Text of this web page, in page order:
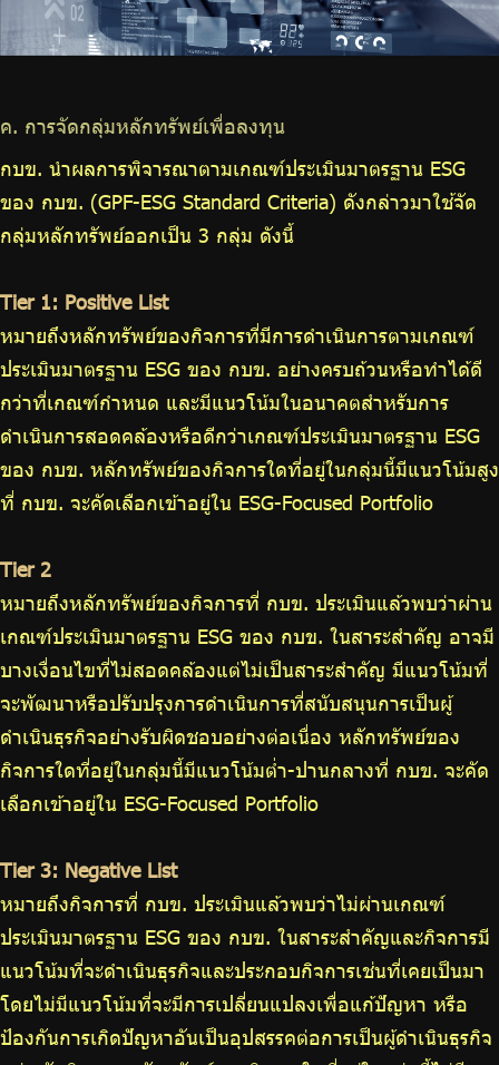
ค. การจัดกลุ่มหลักทรัพย์เพื่อลงทุน
กบข. นำผลการพิจารณาตามเกณฑ์ประเมินมาตรฐาน ESG
ของ กบข. (GPF-ESG Standard Criteria) ดังกล่าวมาใช้จัด
กลุ่มหลักทรัพย์ออกเป็น 3 กลุ่ม ดังนี้
Tier 1: Positive List
หมายถึงหลักทรัพย์ของกิจการที่มีการดำเนินการตามเกณฑ์
ประเมินมาตรฐาน ESG ของ กบข. อย่างครบถ้วนหรือทำได้ดี
กว่าที่เกณฑ์กำหนด และมีแนวโน้มในอนาคตสำหรับการ
ดำเนินการสอดคล้องหรือดีกว่าเกณฑ์ประเมินมาตรฐาน ESG
ของ กบข. หลักทรัพย์ของกิจการใดที่อยู่ในกลุ่มนี้มีแนวโน้มสูง
ที่ กบข. จะคัดเลือกเข้าอยู่ใน ESG-Focused Portfolio
Tier 2
หมายถึงหลักทรัพย์ของกิจการที่ กบข. ประเมินแล้วพบว่าผ่าน
เกณฑ์ประเมินมาตรฐาน ESG ของ กบข. ในสาระสำคัญ อาจมี
บางเงื่อนไขที่ไม่สอดคล้องแต่ไม่เป็นสาระสำคัญ มีแนวโน้มที่
จะพัฒนาหรือปรับปรุงการดำเนินการที่สนับสนุนการเป็นผู้
ดำเนินธุรกิจอย่างรับผิดชอบอย่างต่อเนื่อง หลักทรัพย์ของ
กิจการใดที่อยู่ในกลุ่มนี้มีแนวโน้มต่ำ-ปานกลางที่ กบข. จะคัด
เลือกเข้าอยู่ใน ESG-Focused Portfolio
Tier 3: Negative List
หมายถึงกิจการที่ กบข. ประเมินแล้วพบว่าไม่ผ่านเกณฑ์
ประเมินมาตรฐาน ESG ของ กบข. ในสาระสำคัญและกิจการมี
แนวโน้มที่จะดำเนินธุรกิจและประกอบกิจการเช่นที่เคยเป็นมา
โดยไม่มีแนวโน้มที่จะมีการเปลี่ยนแปลงเพื่อแก้ปัญหา หรือ
ป้องกันการเกิดปัญหาอันเป็นอุปสรรคต่อการเป็นผู้ดำเนินธุรกิจ